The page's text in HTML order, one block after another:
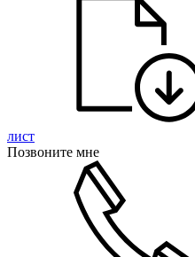
лист
Позвоните мне